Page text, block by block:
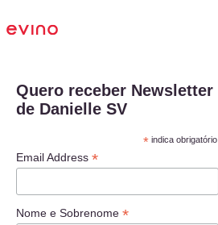
Quero receber Newsletter
de Danielle SV
*indica obrigatório
Email Address *
Nome e Sobrenome *